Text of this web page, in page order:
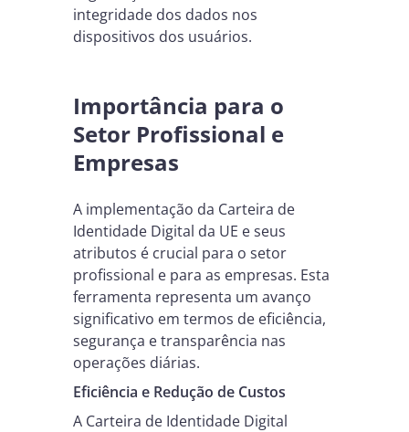
integridade dos dados nos
dispositivos dos usuários.
Importância para o
Setor Profissional e
Empresas
A implementação da Carteira de
Identidade Digital da UE e seus
atributos é crucial para o setor
profissional e para as empresas. Esta
ferramenta representa um avanço
significativo em termos de eficiência,
segurança e transparência nas
operações diárias.
Eficiência e Redução de Custos
A Carteira de Identidade Digital